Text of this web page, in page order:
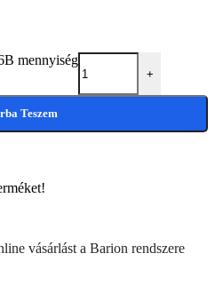
mennyiség
+
Teszem
vásárlást a Barion rendszere